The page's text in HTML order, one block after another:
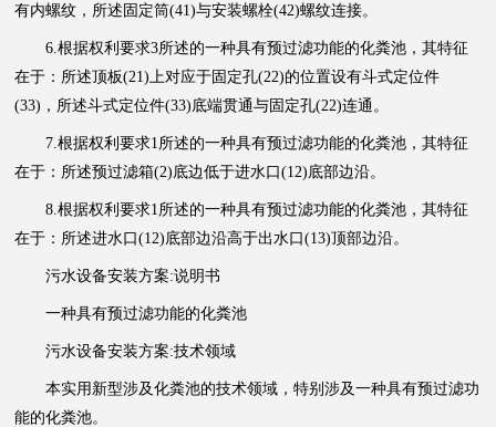
有内螺纹，所述固定筒(41)与安装螺栓(42)螺纹连接。
6.根据权利要求3所述的一种具有预过滤功能的化粪池，其特征
在于：所述顶板(21)上对应于固定孔(22)的位置设有斗式定位件
(33)，所述斗式定位件(33)底端贯通与固定孔(22)连通。
7.根据权利要求1所述的一种具有预过滤功能的化粪池，其特征
在于：所述预过滤箱(2)底边低于进水口(12)底部边沿。
8.根据权利要求1所述的一种具有预过滤功能的化粪池，其特征
在于：所述进水口(12)底部边沿高于出水口(13)顶部边沿。
污水设备安装方案:说明书
一种具有预过滤功能的化粪池
污水设备安装方案:技术领域
本实用新型涉及化粪池的技术领域，特别涉及一种具有预过滤功
能的化粪池。